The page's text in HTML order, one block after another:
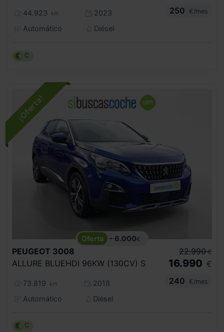
44.923 km
2023
Automático
Diésel
250
€/mes
C
- 6.000€
PEUGEOT 3008
ALLURE BLUEHDI 96KW (130CV) S
73.819 km
2018
Automático
Diésel
22.990 €
16.990 €
240
€/mes
C